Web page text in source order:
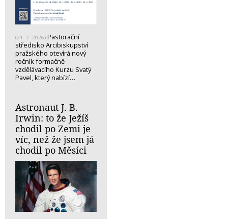
(21. 7. 2026) Pastorační
středisko Arcibiskupství
pražského otevírá nový
ročník formačně-
vzdělávacího Kurzu Svatý
Pavel, který nabízí…
Astronaut J. B.
Irwin: to že Ježíš
chodil po Zemi je
víc, než že jsem já
chodil po Měsíci